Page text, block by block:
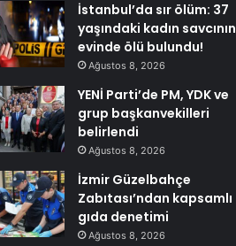
İstanbul’da sır ölüm: 37
yaşındaki kadın savcının
evinde ölü bulundu!
Ağustos 8, 2026
YENİ Parti’de PM, YDK ve
grup başkanvekilleri
belirlendi
Ağustos 8, 2026
İzmir Güzelbahçe
Zabıtası’ndan kapsamlı
gıda denetimi
Ağustos 8, 2026